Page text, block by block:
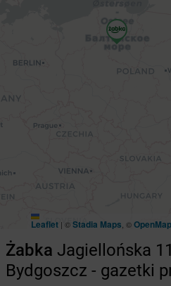
Leaflet | ©Stadia Maps , ©
Żabka Jagiellońska
Bydgoszcz - gazetki